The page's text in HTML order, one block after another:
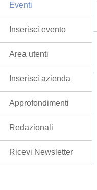
Eventi
Inserisci evento
Area utenti
Inserisci azienda
Approfondimenti
Redazionali
Ricevi Newsletter